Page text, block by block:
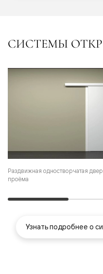
СИСТЕМЫ
Раздвижная одностворчатая
проёма
Узнать подробнее о